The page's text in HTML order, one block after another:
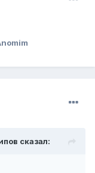
сказал: